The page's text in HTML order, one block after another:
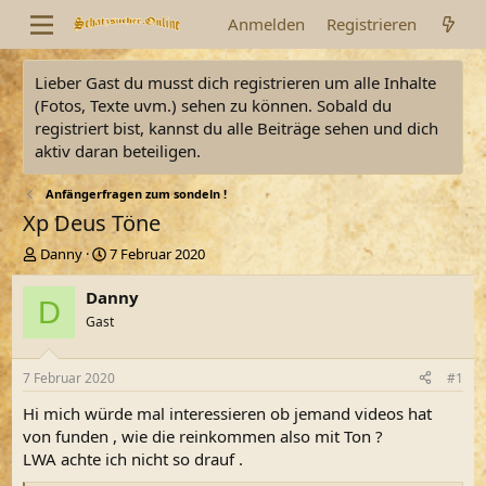
Anmelden Registrieren
Lieber Gast du musst dich registrieren um alle Inhalte
(Fotos, Texte uvm.) sehen zu können. Sobald du
registriert bist, kannst du alle Beiträge sehen und dich
aktiv daran beteiligen.
Anfängerfragen zum sondeln !
Xp Deus Töne
E
r
s
l
e
r
Danny
E
r
s
e
l
t
a
7 Februar 2020
D Danny
Gast
7 Februar 2020 #1
Hi mich würde mal interessieren ob jemand videos hat
von funden , wie die reinkommen also mit Ton ?
LWA achte ich nicht so drauf .